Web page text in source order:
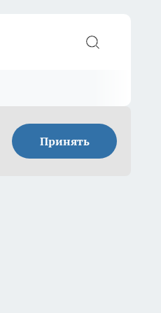
Принять